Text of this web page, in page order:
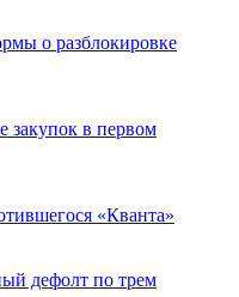
о разблокировке
закупок в первом
«Кванта»
дефолт по трем